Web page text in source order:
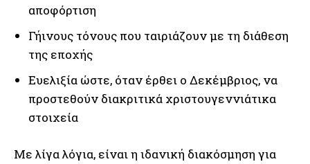
αποφόρτιση
Γήινους τόνους που ταιριάζουν με τη διάθεση
της εποχής
Ευελιξία ώστε, όταν έρθει ο Δεκέμβριος, να
προστεθούν διακριτικά χριστουγεννιάτικα
στοιχεία
Με λίγα λόγια, είναι η ιδανική διακόσμηση για